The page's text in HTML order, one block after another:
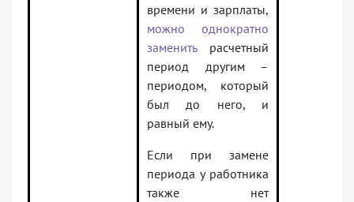
времени и зарплаты,
можно однократно
заменитьрасчетный
период другим –
периодом, который
был до него, и
равный ему.
Если при замене
периода у работника
также нет